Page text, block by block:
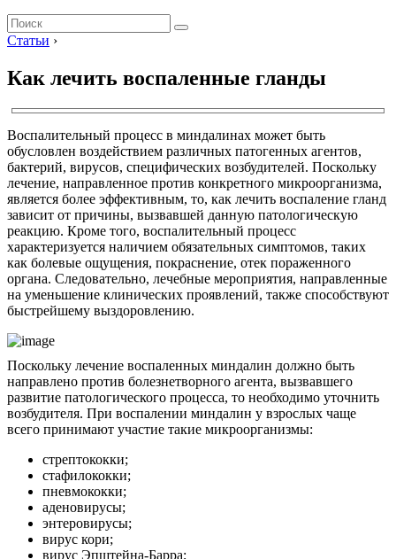
Статьи ›
Как лечить воспаленные гланды
Воспалительный процесс в миндалинах может быть
обусловлен воздействием различных патогенных агентов,
бактерий, вирусов, специфических возбудителей. Поскольку
лечение, направленное против конкретного микроорганизма,
является более эффективным, то, как лечить воспаление гланд
зависит от причины, вызвавшей данную патологическую
реакцию. Кроме того, воспалительный процесс
характеризуется наличием обязательных симптомов, таких
как болевые ощущения, покраснение, отек пораженного
органа. Следовательно, лечебные мероприятия, направленные
на уменьшение клинических проявлений, также способствуют
быстрейшему выздоровлению.
Поскольку лечение воспаленных миндалин должно быть
направлено против болезнетворного агента, вызвавшего
развитие патологического процесса, то необходимо уточнить
возбудителя. При воспалении миндалин у взрослых чаще
всего принимают участие такие микроорганизмы:
стрептококки;
стафилококки;
пневмококки;
аденовирусы;
энтеровирусы;
вирус кори;
вирус Эпштейна-Барра;